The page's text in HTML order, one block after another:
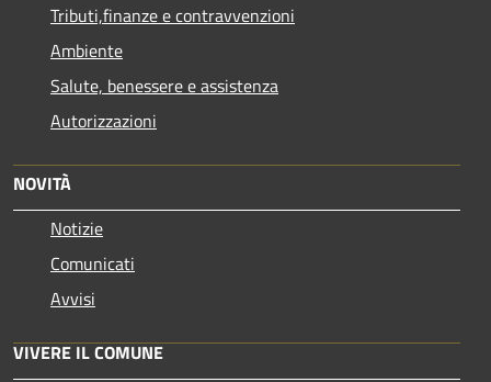
Tributi,finanze e contravvenzioni
Ambiente
Salute, benessere e assistenza
Autorizzazioni
NOVITÀ
Notizie
Comunicati
Avvisi
VIVERE IL COMUNE